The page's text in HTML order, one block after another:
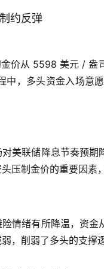
约反弹
价从 5598 美元 /
，多头资金入场意
美联储降息节奏预
压制金价的重要因素
情绪有所降温，资
，削弱了多头的支撑逻